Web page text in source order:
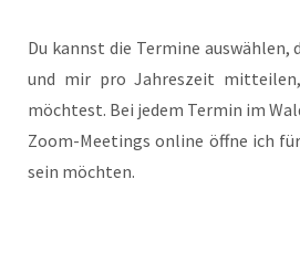
Du kannst die Termine auswählen,
und mir pro Jahreszeit
möchtest. Bei jedem Termin im
Zoom-Meetings online öffne ich
sein möchten.